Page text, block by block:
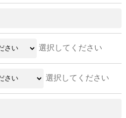
選択してください
選択してください